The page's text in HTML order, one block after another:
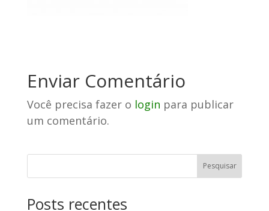
Enviar Comentário
Você precisa fazer o login para publicar
um comentário.
Posts recentes